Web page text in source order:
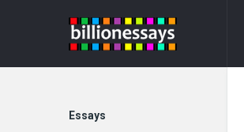
Billion
Essays
Explore
Essays